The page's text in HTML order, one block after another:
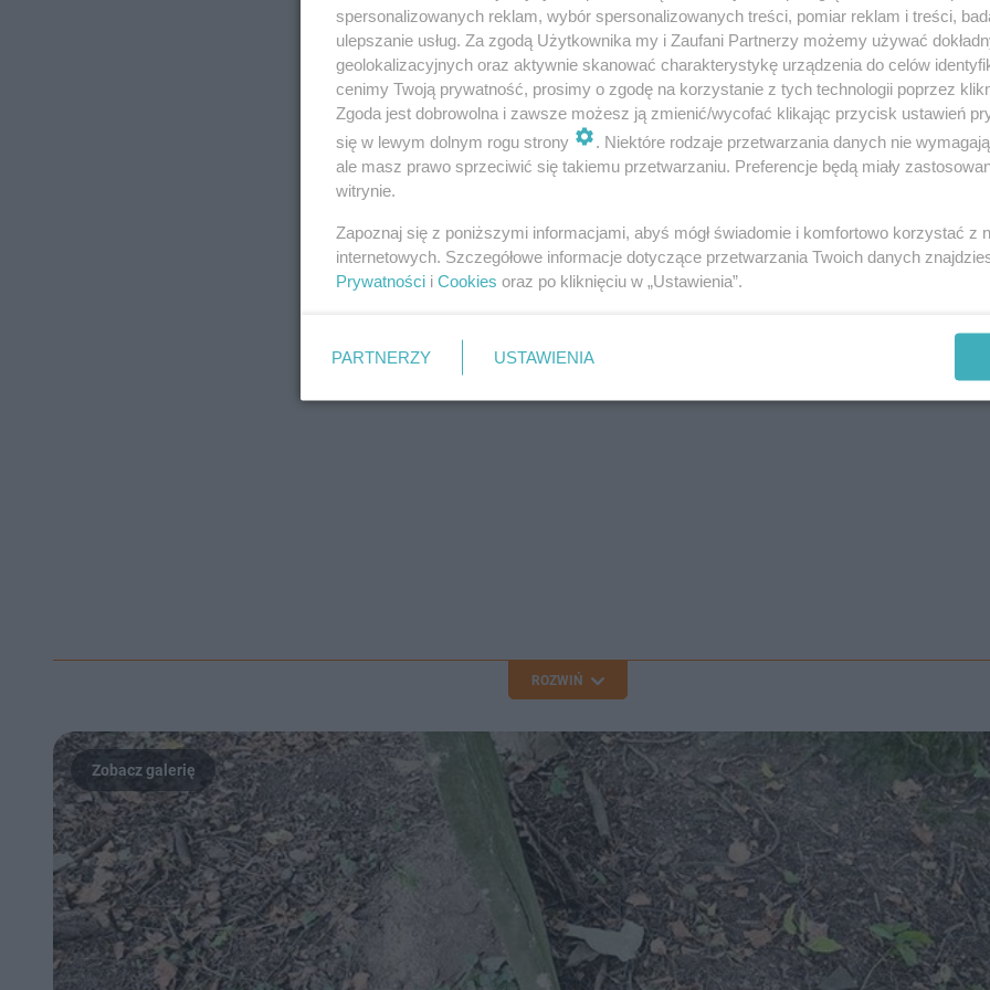
ROZWIŃ
spersonalizowanych reklam, wybór spersonalizowanych treści, pomiar reklam i treści,
ulepszanie usług. Za zgodą Użytkownika my i Zaufani Partnerzy możemy używać
geolokalizacyjnych oraz aktywnie skanować charakterystykę urządzenia do celów
cenimy Twoją prywatność, prosimy o zgodę na korzystanie z tych technologii poprzez
Zgoda jest dobrowolna i zawsze możesz ją zmienić/wycofać klikając przycisk ustawień
się w lewym dolnym rogu strony
. Niektóre rodzaje przetwarzania danych nie
ale masz prawo sprzeciwić się takiemu przetwarzaniu. Preferencje będą miały
witrynie.
Zapoznaj się z poniższymi informacjami, abyś mógł świadomie i komfortowo korzystać z
internetowych. Szczegółowe informacje dotyczące przetwarzania Twoich danych
Prywatności i Cookies oraz po kliknięciu w „Ustawienia”.
PARTNERZY USTAWIENIA